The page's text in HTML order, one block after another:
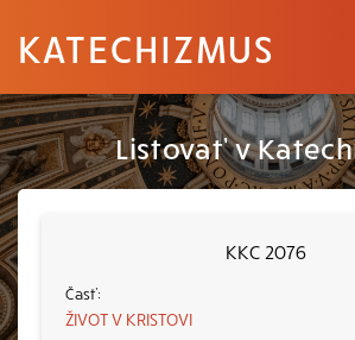
KATECHIZMUS
Listovať v
KKC 2076
ŽIVOT V KRISTOVI